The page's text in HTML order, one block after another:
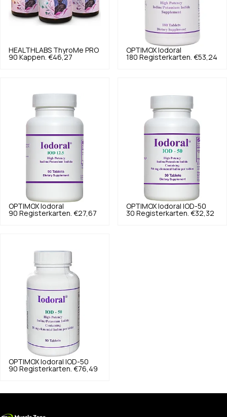
HEALTHLABS ThyroMe PRO
90 Kappen. €46,27
OPTIMOX Iodoral
180 Registerkarten. €53,24
OPTIMOX Iodoral
90 Registerkarten. €27,67
OPTIMOX Iodoral IOD-50
30 Registerkarten. €32,32
OPTIMOX Iodoral IOD-50
90 Registerkarten. €76,49